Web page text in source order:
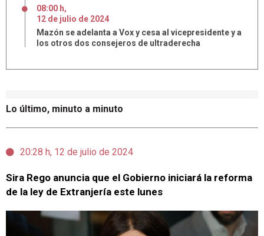
Lo último, minuto a minuto
20:28 h, 12 de julio de 2024
Sira Rego anuncia que el Gobierno iniciará la reforma
de la ley de Extranjería este lunes
08:00 h,
12 de julio de 2024
Mazón se adelanta a Vox y cesa al vicepresidente y a
los otros dos consejeros de ultraderecha